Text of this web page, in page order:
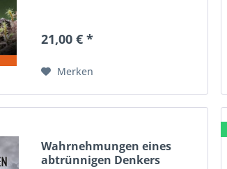
21,00 € *
Merken
Wahrnehmungen eines
abtrünnigen Denkers